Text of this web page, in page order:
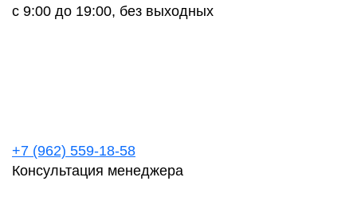
с 9:00 до 19:00, без выходных
+7 (962) 559-18-58
Консультация менеджера